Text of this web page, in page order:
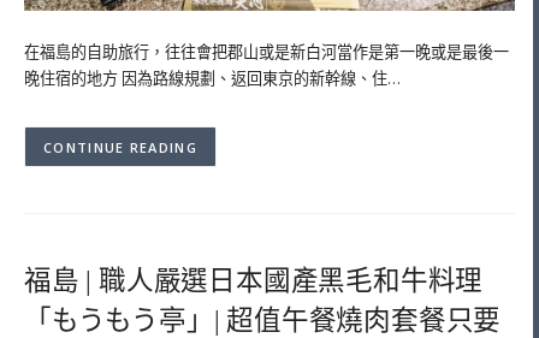
在福島的自助旅行，往往會把郡山或是新白河當作是第一晚或是最後一
晚住宿的地方 因為路線規劃、返回東京的新幹線、住…
CONTINUE READING
福島 | 職人嚴選日本國產黑毛和牛料理
「もうもう亭」| 超值午餐燒肉套餐只要